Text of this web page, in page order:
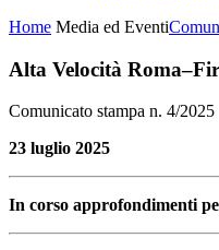
Home Media ed Eventi
Alta Velocità
Comunicato stampa n. 4/2025
23 luglio 2025
In corso approfondimenti